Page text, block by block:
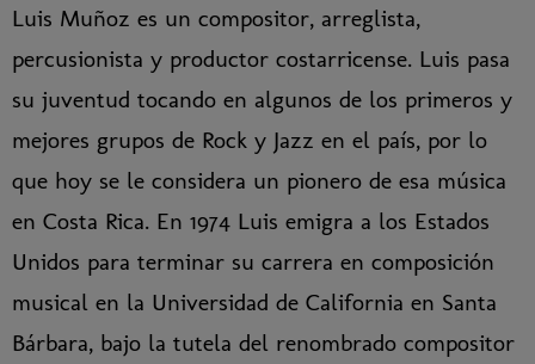
Luis Muñoz es un compositor, arreglista,
percusionista y productor costarricense. Luis pasa
su juventud tocando en algunos de los primeros y
mejores grupos de Rock y Jazz en el país, por lo
que hoy se le considera un pionero de esa música
en Costa Rica. En 1974 Luis emigra a los Estados
Unidos para terminar su carrera en composición
musical en la Universidad de California en Santa
Bárbara, bajo la tutela del renombrado compositor